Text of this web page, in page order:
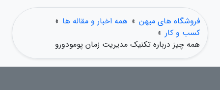
فروشگاه های میهن » همه اخبار و مقاله ها »
کسب و کار »
همه چیز درباره تکنیک مدیریت زمان پومودورو